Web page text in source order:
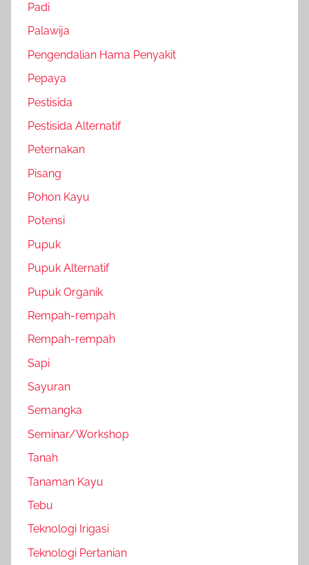
Padi
Palawija
Pengendalian Hama Penyakit
Pepaya
Pestisida
Pestisida Alternatif
Peternakan
Pisang
Pohon Kayu
Potensi
Pupuk
Pupuk Alternatif
Pupuk Organik
Rempah-rempah
Rempah-rempah
Sapi
Sayuran
Semangka
Seminar/Workshop
Tanah
Tanaman Kayu
Tebu
Teknologi Irigasi
Teknologi Pertanian